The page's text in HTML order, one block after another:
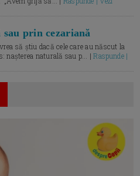
prin cezariană
să știu dacă cele care au născut la
nașterea naturală sau p... |Raspunde |